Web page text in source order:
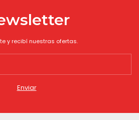
y recibí nuestras ofertas.